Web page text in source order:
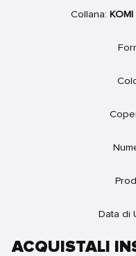
Collana:
Data di
ACQUISTALI